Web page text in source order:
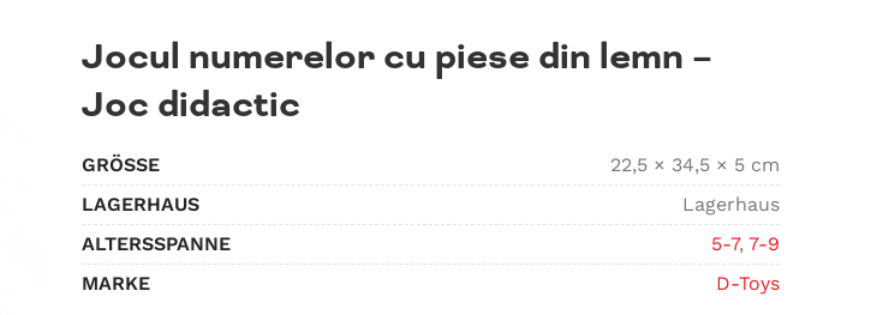
Jocul numerelor cu piese din lemn –
Joc didactic
GRÖSSE
22,5 × 34,5 × 5 cm
LAGERHAUS
Lagerhaus
ALTERSSPANNE
5-7, 7-9
MARKE
D-Toys